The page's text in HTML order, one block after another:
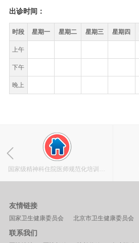
出诊时间：
时段 星期一 星期二 星期三 星期四
上午
下午
晚上
国家级精神科住院医师规范化培训基
友情链接
国家卫生健康委员会 北京市卫生健康委员会
联系我们